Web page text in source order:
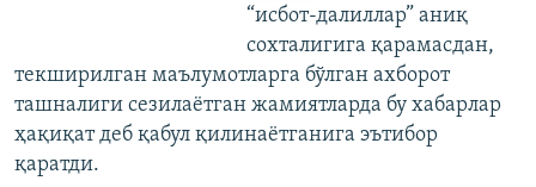
“исбот-далиллар” аниқ
сохталигига қарамасдан,
текширилган маълумотларга бўлган ахборот
ташналиги сезилаётган жамиятларда бу хабарлар
ҳақиқат деб қабул қилинаётганига эътибор
қаратди.